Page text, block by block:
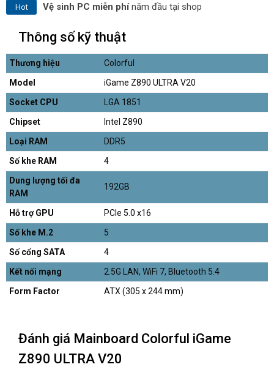
Hot Vệ sinh PC miễn phínăm đầu tại shop
Thông số kỹ thuật
Thương hiệu
Colorful
Model
iGame Z890 ULTRA V20
Socket CPU
LGA 1851
Chipset
Intel Z890
Loại RAM
DDR5
Số khe RAM
4
Dung lượng tối đa
RAM
192GB
Hỗ trợ GPU
PCIe 5.0 x16
Số khe M.2
5
Số cổng SATA
4
Kết nối mạng
2.5G LAN, WiFi 7, Bluetooth 5.4
Form Factor
ATX (305 x 244 mm)
Đánh giá Mainboard Colorful iGame
Z890 ULTRA V20